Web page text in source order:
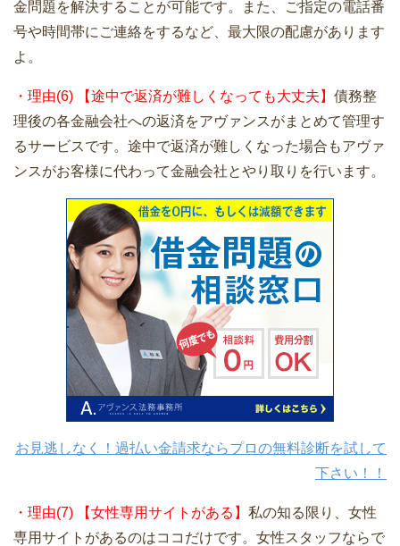
金問題を解決することが可能です。また、ご指定の電話番
号や時間帯にご連絡をするなど、最大限の配慮があります
よ。
・理由(6) 【途中で返済が難しくなっても大丈夫】 債務整
理後の各金融会社への返済をアヴァンスがまとめて管理す
るサービスです。途中で返済が難しくなった場合もアヴァ
ンスがお客様に代わって金融会社とやり取りを行います。
お見逃しなく！過払い金請求ならプロの無料診断を試して
下さい！！
・理由(7) 【女性専用サイトがある】 私の知る限り、女性
専用サイトがあるのはココだけです。女性スタッフならで